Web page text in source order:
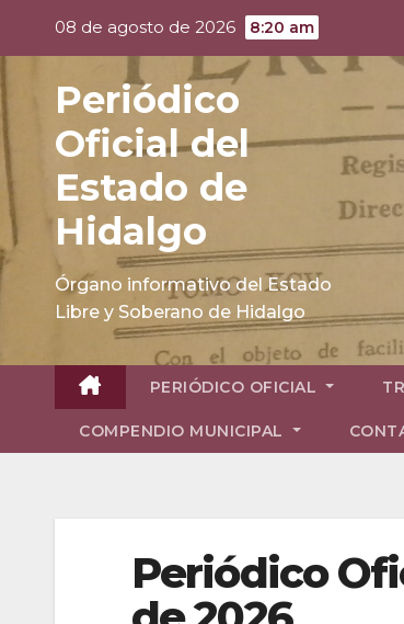
08 de agosto de 2026 8:20 am
Periódico
Oficial del
Estado de
Hidalgo
Órgano informativo del Estado
Libre y Soberano de Hidalgo
PERIÓDICO OFICIAL
COMPENDIO MUNICIPAL
Periódico